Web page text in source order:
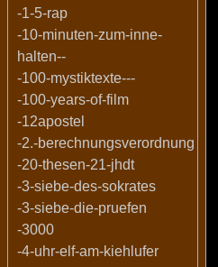
-1-5-rap
-10-minuten-zum-inne-
halten--
-100-mystiktexte---
-100-years-of-film
-12apostel
-2.-berechnungsverordnung
-20-thesen-21-jhdt
-3-siebe-des-sokrates
-3-siebe-die-pruefen
-3000
-4-uhr-elf-am-kiehlufer